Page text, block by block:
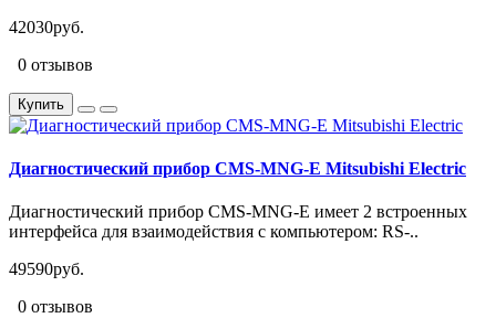
42030руб.
0 отзывов
Купить
Диагностический прибор CMS-MNG-E Mitsubishi Electric
Диагностический прибор CMS-MNG-E имеет 2 встроенных
интерфейса для взаимодействия с компьютером: RS-..
49590руб.
0 отзывов